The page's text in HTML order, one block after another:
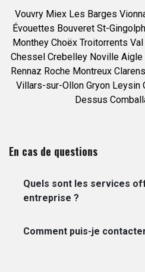
Vouvry Miex Les Barges
Évouettes Bouveret St-Gingolph
Monthey Choëx Troitorrents
Chessel Crebelley Noville Aigle
Rennaz Roche Montreux Clarens
Villars-sur-Ollon Gryon Leysin
Dessus
En cas de questions
Quels sont les services
entreprise ?
Comment puis-je